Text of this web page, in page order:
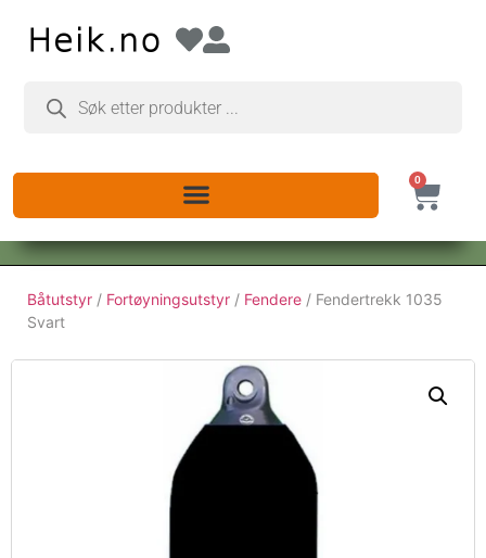
0
Båtutstyr / Fortøyningsutstyr / Fendere / Fendertrekk 1035
Svart